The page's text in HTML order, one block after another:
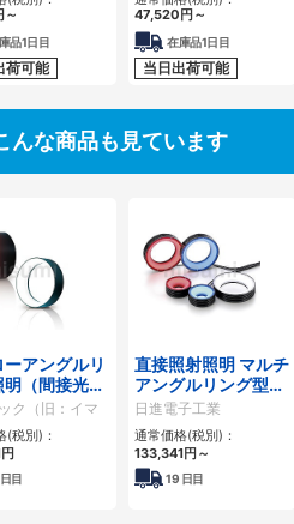
～
品1日目
荷可能
47,520 円 ～
在庫品1日目
当日出荷可能
んな商品も見ています
アングルリ
明（間接光）
ーズ
ク（旧：イマ
(税別)：
円
目
直接照射照明 マルチ
アングルリング型
MRシリーズ
日進電子工業
通常価格(税別)：
133,341円 ～
19 日目